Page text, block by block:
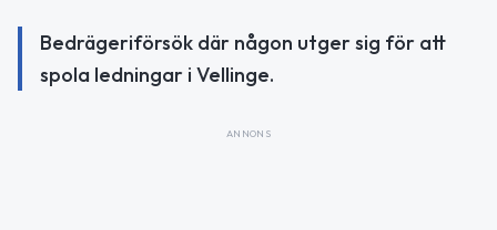
Bedrägeriförsök där någon utger sig för att
spola ledningar i Vellinge.
ANNONS